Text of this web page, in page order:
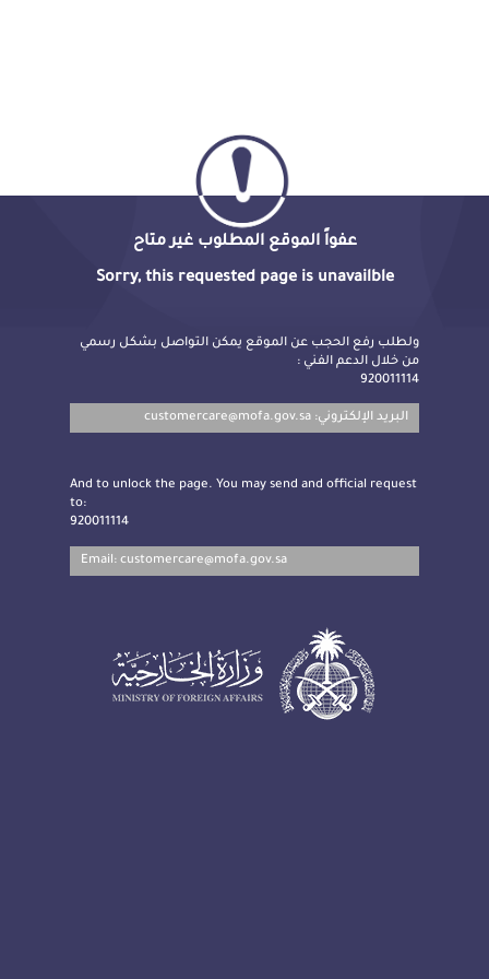
عفواً الموقع المطلوب غير متاح
Sorry, this requested page is unavailble
ولطلب رفع الحجب عن الموقع يمكن التواصل بشكل رسمي
من خلال الدعم الفني :
920011114
البريد الإلكتروني: customercare@mofa.gov.sa
And to unlock the page. You may send and official request
to:
920011114
Email: customercare@mofa.gov.sa